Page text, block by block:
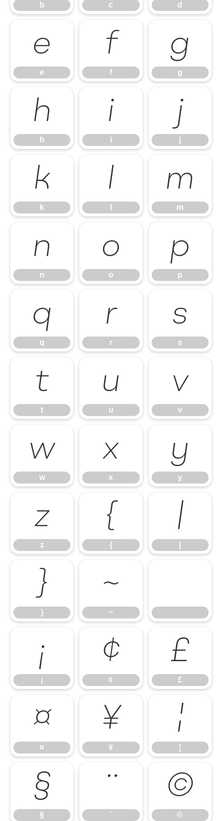
b c d
e
e
f
f
g
g
h
h
i
i
j
j
k
k
l m
m
n
n
o
o
p
p
q
q
r
r
s
s
t
t
u
u
v
v
w
w
x
x
y
y
z
z
{
{
|
}
}
~
~
¡
¡
¢
¢
£
£
¤
¤
¥
¥
¦
¦
§
§
¨
¨
©
©